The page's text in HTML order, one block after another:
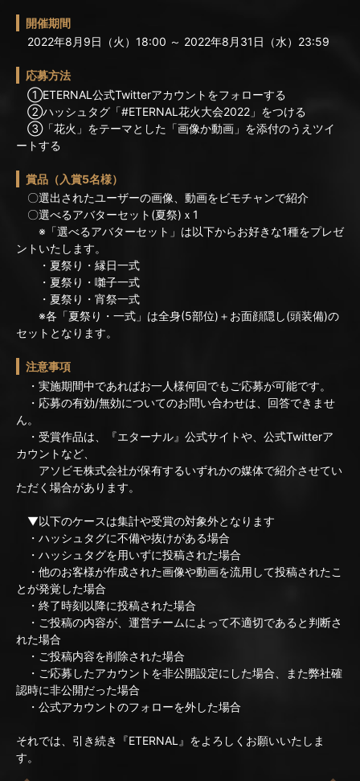
開催期間
2022年8月9日（火）18:00 ～ 2022年8月31日（水）23:59
応募方法
①ETERNAL公式Twitterアカウントをフォローする
②ハッシュタグ「#ETERNAL花火大会2022」をつける
③「花火」をテーマとした「画像か動画」を添付のうえツイ
ートする
賞品（入賞5名様）
〇選出されたユーザーの画像、動画をビモチャンで紹介
〇選べるアバターセット(夏祭)ｘ1
※「選べるアバターセット」は以下からお好きな1種をプレゼ
ントいたします。
・夏祭り・縁日一式
・夏祭り・囃子一式
・夏祭り・宵祭一式
※各「夏祭り・一式」は全身(5部位)＋お面顔隠し(頭装備)の
セットとなります。
注意事項
・実施期間中であればお一人様何回でもご応募が可能です。
・応募の有効/無効についてのお問い合わせは、回答できませ
ん。
・受賞作品は、『エターナル』公式サイトや、公式Twitterア
カウントなど、
アソビモ株式会社が保有するいずれかの媒体で紹介させてい
ただく場合があります。
▼以下のケースは集計や受賞の対象外となります
・ハッシュタグに不備や抜けがある場合
・ハッシュタグを用いずに投稿された場合
・他のお客様が作成された画像や動画を流用して投稿されたこ
とが発覚した場合
・終了時刻以降に投稿された場合
・ご投稿の内容が、運営チームによって不適切であると判断さ
れた場合
・ご投稿内容を削除された場合
・ご応募したアカウントを非公開設定にした場合、また弊社確
認時に非公開だった場合
・公式アカウントのフォローを外した場合
それでは、引き続き『ETERNAL』をよろしくお願いいたしま
す。